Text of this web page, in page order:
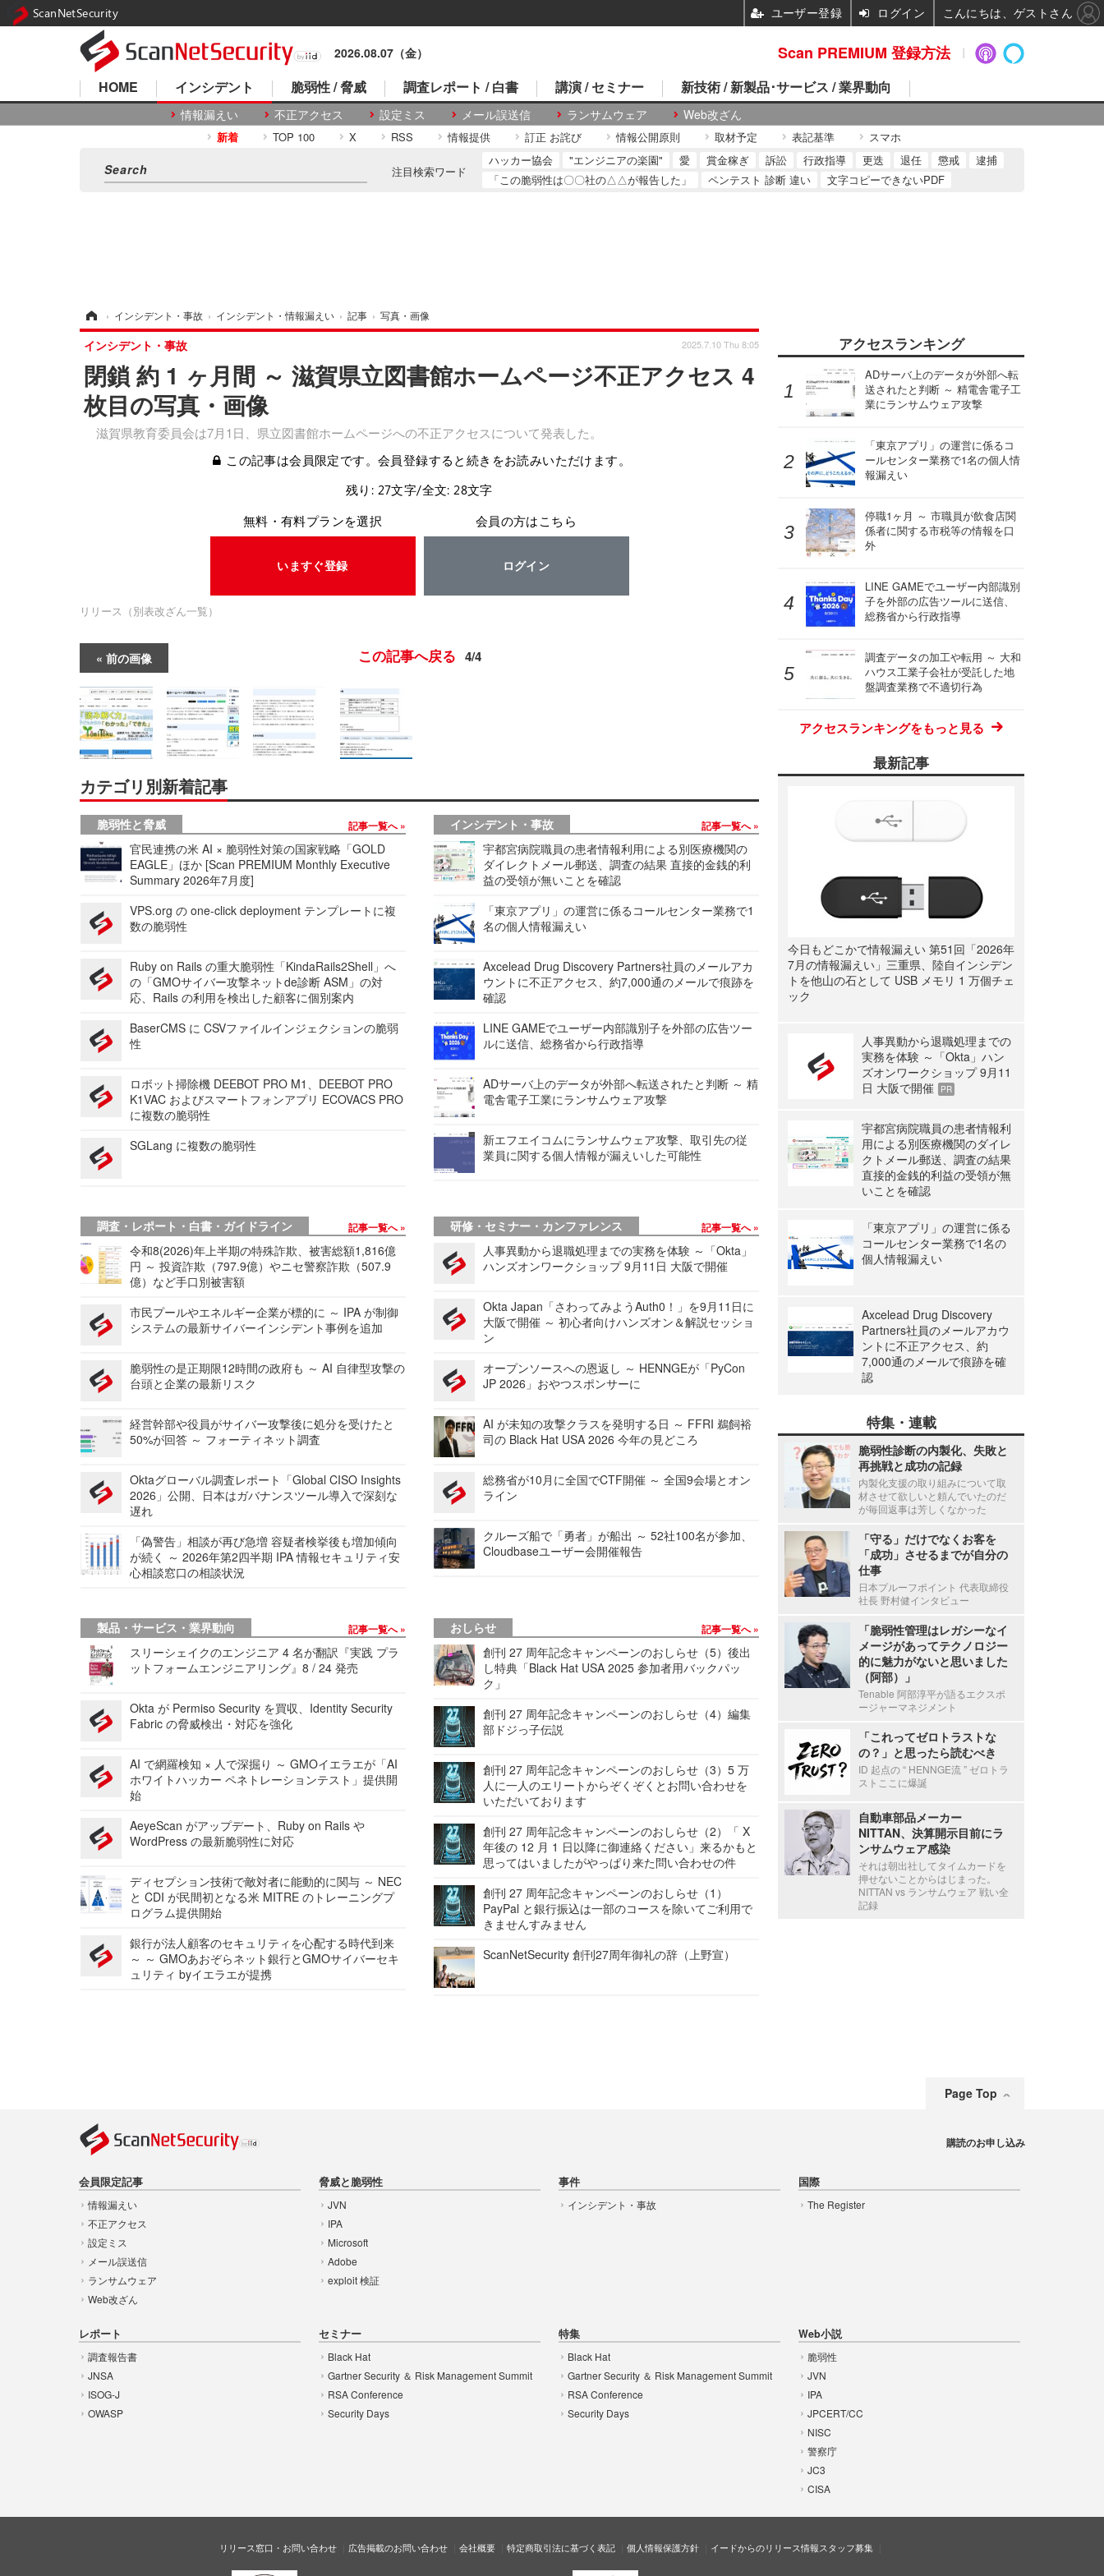
2026.08.07（金）
HOME インシデント
情報漏えい 不正アクセス 設定ミス メール誤送信 ランサムウェア Web改ざん
脆弱性 / 脅威 調査レポート / 白書 講演 / セミナー 新技術 / 新製品･サービス / 業界動向
新着 TOP 100 X RSS 情報提供 訂正 お詫び 情報公開原則 取材予定 表記基準 スマホ
注目検索ワード
ハッカー協会 "エンジニアの楽園" 愛 賞金稼ぎ 訴訟 行政指導 更迭 退任 懲戒
逮捕
「この脆弱性は〇〇社の△△が報告した」
ペンテスト 診断 違い 文字コピーできないPDF
› インシデント・事故 › インシデント・情報漏えい › 記事 › 写真・画像
閉鎖 約 1 ヶ月間 ～ 滋賀県立図書館ホームページ不正アクセス 4
枚目の写真・画像
滋賀県教育委員会は7月1日、県立図書館ホームページへの不正アクセスについて発表した。
インシデント・事故 2025.7.10 Thu 8:05
この記事は会員限定です。会員登録すると続きをお読みいただけます。
残り: 27文字/全文: 28文字
無料・有料プランを選択
いますぐ登録
会員の方はこちら
ログイン
リリース（別表改ざん一覧）
前の画像 この記事へ戻る 4/4
カテゴリ別新着記事
脆弱性と脅威 記事一覧へ
官民連携の米 AI × 脆弱性対策の国家戦略「GOLD
EAGLE」ほか [Scan PREMIUM Monthly Executive
Summary 2026年7月度]
VPS.org の one-click deployment テンプレートに複
数の脆弱性
Ruby on Rails の重大脆弱性「KindaRails2Shell」へ
の「GMOサイバー攻撃ネットde診断 ASM」の対
応、Rails の利用を検出した顧客に個別案内
BaserCMS に CSVファイルインジェクションの脆弱
性
ロボット掃除機 DEEBOT PRO M1、DEEBOT PRO
K1VAC およびスマートフォンアプリ ECOVACS PRO
に複数の脆弱性
SGLang に複数の脆弱性
インシデント・事故 記事一覧へ
宇都宮病院職員の患者情報利用による別医療機関の
ダイレクトメール郵送、調査の結果 直接的金銭的利
益の受領が無いことを確認
「東京アプリ」の運営に係るコールセンター業務で1
名の個人情報漏えい
Axcelead Drug Discovery Partners社員のメールアカ
ウントに不正アクセス、約7,000通のメールで痕跡を
確認
LINE GAMEでユーザー内部識別子を外部の広告ツー
ルに送信、総務省から行政指導
ADサーバ上のデータが外部へ転送されたと判断 ～ 精
電舎電子工業にランサムウェア攻撃
新エフエイコムにランサムウェア攻撃、取引先の従
業員に関する個人情報が漏えいした可能性
調査・レポート・白書・ガイドライン 記事一覧へ
令和8(2026)年上半期の特殊詐欺、被害総額1,816億
円 ～ 投資詐欺（797.9億）やニセ警察詐欺（507.9
億）など手口別被害額
市民プールやエネルギー企業が標的に ～ IPA が制御
システムの最新サイバーインシデント事例を追加
脆弱性の是正期限12時間の政府も ～ AI 自律型攻撃の
台頭と企業の最新リスク
経営幹部や役員がサイバー攻撃後に処分を受けたと
50%が回答 ～ フォーティネット調査
Oktaグローバル調査レポート「Global CISO Insights
2026」公開、日本はガバナンスツール導入で深刻な
遅れ
「偽警告」相談が再び急増 容疑者検挙後も増加傾向
が続く ～ 2026年第2四半期 IPA 情報セキュリティ安
心相談窓口の相談状況
研修・セミナー・カンファレンス 記事一覧へ
人事異動から退職処理までの実務を体験 ～「Okta」
ハンズオンワークショップ 9月11日 大阪で開催
Okta Japan「さわってみようAuth0！」を9月11日に
大阪で開催 ～ 初心者向けハンズオン＆解説セッショ
ン
オープンソースへの恩返し ～ HENNGEが「PyCon
JP 2026」おやつスポンサーに
AI が未知の攻撃クラスを発明する日 ～ FFRI 鵜飼裕
司の Black Hat USA 2026 今年の見どころ
総務省が10月に全国でCTF開催 ～ 全国9会場とオン
ライン
クルーズ船で「勇者」が船出 ～ 52社100名が参加、
Cloudbaseユーザー会開催報告
製品・サービス・業界動向 記事一覧へ
スリーシェイクのエンジニア 4 名が翻訳『実践 プラ
ットフォームエンジニアリング』8 / 24 発売
Okta が Permiso Security を買収、Identity Security
Fabric の脅威検出・対応を強化
AI で網羅検知 × 人で深掘り ～ GMOイエラエが「AI
ホワイトハッカー ペネトレーションテスト」提供開
始
AeyeScan がアップデート、Ruby on Rails や
WordPress の最新脆弱性に対応
ディセプション技術で敵対者に能動的に関与 ～ NEC
と CDI が民間初となる米 MITRE のトレーニングプ
ログラム提供開始
銀行が法人顧客のセキュリティを心配する時代到来
～ ～ GMOあおぞらネット銀行とGMOサイバーセキ
ュリティ byイエラエが提携
おしらせ 記事一覧へ
創刊 27 周年記念キャンペーンのおしらせ（5）後出
し特典「Black Hat USA 2025 参加者用バックパッ
ク」
創刊 27 周年記念キャンペーンのおしらせ（4）編集
部ドジっ子伝説
創刊 27 周年記念キャンペーンのおしらせ（3）5 万
人に一人のエリートからぞくぞくとお問い合わせを
いただいております
創刊 27 周年記念キャンペーンのおしらせ（2）「 X
年後の 12 月 1 日以降に御連絡ください」来るかもと
思ってはいましたがやっぱり来た問い合わせの件
創刊 27 周年記念キャンペーンのおしらせ（1）
PayPal と銀行振込は一部のコースを除いてご利用で
きませんすみません
ScanNetSecurity 創刊27周年御礼の辞（上野宣）
アクセスランキング
ADサーバ上のデータが外部へ転
送されたと判断 ～ 精電舎電子工
業にランサムウェア攻撃
「東京アプリ」の運営に係るコ
ールセンター業務で1名の個人情
報漏えい
停職1ヶ月 ～ 市職員が飲食店関
係者に関する市税等の情報を口
外
LINE GAMEでユーザー内部識別
子を外部の広告ツールに送信、
総務省から行政指導
調査データの加工や転用 ～ 大和
ハウス工業子会社が受託した地
盤調査業務で不適切行為
アクセスランキングをもっと見る
最新記事
今日もどこかで情報漏えい 第51回「2026年
7月の情報漏えい」三重県、陸自インシデン
トを他山の石として USB メモリ 1 万個チェ
ック
人事異動から退職処理までの
実務を体験 ～「Okta」ハン
ズオンワークショップ 9月11
日 大阪で開催
PR
宇都宮病院職員の患者情報利
用による別医療機関のダイレ
クトメール郵送、調査の結果
直接的金銭的利益の受領が無
いことを確認
「東京アプリ」の運営に係る
コールセンター業務で1名の
個人情報漏えい
Axcelead Drug Discovery
Partners社員のメールアカウ
ントに不正アクセス、約
7,000通のメールで痕跡を確
認
特集・連載
脆弱性診断の内製化、失敗と
再挑戦と成功の記録
内製化支援の取り組みについて取
材させて欲しいと頼んでいたのだ
が毎回返事は芳しくなかった
「守る」だけでなくお客を
「成功」させるまでが自分の
仕事
日本プルーフポイント 代表取締役
社長 野村健インタビュー
「脆弱性管理はレガシーなイ
メージがあってテクノロジー
的に魅力がないと思いました
（阿部）」
Tenable 阿部淳平が語るエクスポ
ージャーマネジメント
「これってゼロトラストな
の？」と思ったら読むべき
ID 起点の “ HENNGE流 ” ゼロトラ
ストここに爆誕
自動車部品メーカー
NITTAN、決算開示目前にラ
ンサムウェア感染
それは朝出社してタイムカードを
押せないことからはじまった。
NITTAN vs ランサムウェア 戦い全
記録
Page Top
会員限定記事
情報漏えい
不正アクセス
設定ミス
メール誤送信
ランサムウェア
Web改ざん
脅威と脆弱性
JVN
IPA
Microsoft
Adobe
exploit 検証
事件
インシデント・事故
国際
The Register
レポート
調査報告書
JNSA
ISOG-J
OWASP
セミナー
Black Hat
Gartner Security ＆ Risk Management Summit
RSA Conference
Security Days
特集
Black Hat
Gartner Security ＆ Risk Management Summit
RSA Conference
Security Days
Web小説
脆弱性
JVN
IPA
JPCERT/CC
NISC
警察庁
JC3
CISA
購読のお申し込み
リリース窓口・お問い合わせ 広告掲載のお問い合わせ 会社概要 特定商取引法に基づく表記 個人情報保護方針 イードからのリリース情報スタッフ募集
Scan PREMIUM 登録方法
ScanNetSecurity ユーザー登録 ログイン こんにちは、ゲストさん